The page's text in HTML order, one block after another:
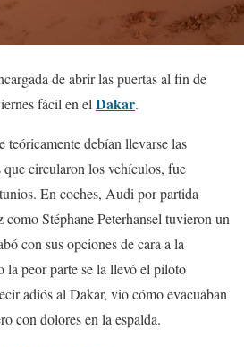
de abrir las puertas al fin de
fácil en elDakar.
teóricamente debían llevarse las
que circularon los vehículos, fue
En coches, Audi por partida
Stéphane Peterhansel tuvieron un
con sus opciones de cara a la
la peor parte se la llevó el piloto
adiós al Dakar, vio cómo evacuaban
con dolores en la espalda.